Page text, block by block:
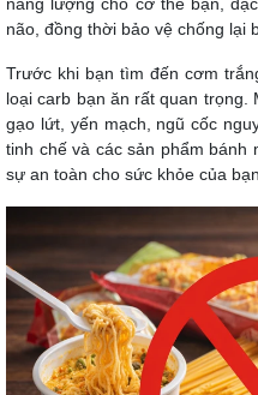
năng lượng cho cơ thể bạn,
não, đồng thời bảo vệ chống lại
Trước khi bạn tìm đến cơm
loại carb bạn ăn rất quan
gạo lứt, yến mạch, ngũ cốc
tinh chế và các sản phẩm
sự an toàn cho sức khỏe của